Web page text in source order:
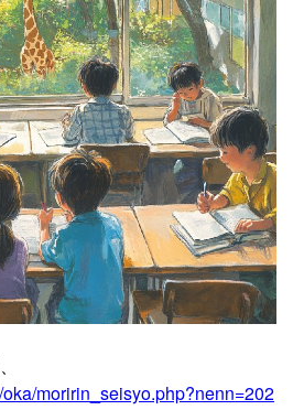
moririn_seisyo.php?nenn=202